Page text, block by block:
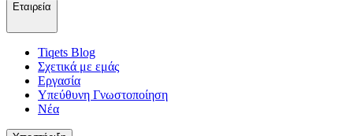
Εταιρεία
Tiqets Βlog
Σχετικά με εμάς
Εργασία
Υπεύθυνη Γνωστοποίηση
Νέα